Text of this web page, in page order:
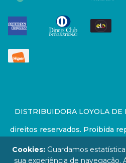
DISTRIBUIDORA LOYOLA DE
direitos reservados. Proibida
Preços e estoque sujeito a
Cookies: Guardamos
sua experiência de navegação.